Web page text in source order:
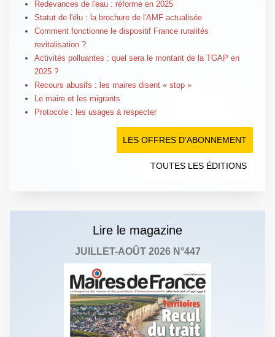
Redevances de l'eau : réforme en 2025
Statut de l'élu : la brochure de l'AMF actualisée
Comment fonctionne le dispositif France ruralités
revitalisation ?
Activités polluantes : quel sera le montant de la TGAP en
2025 ?
Recours abusifs : les maires disent « stop »
Le maire et les migrants
Protocole : les usages à respecter
LES OFFRES D’ABONNEMENT
TOUTES LES ÉDITIONS
Lire le magazine
JUILLET-AOÛT 2026 N°447